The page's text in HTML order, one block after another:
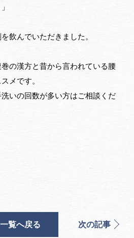
飲んでいただきました。
の漢方と昔から言われている腰
メです。
いの回数が多い方はご相談くだ
一覧へ戻る 次の記事